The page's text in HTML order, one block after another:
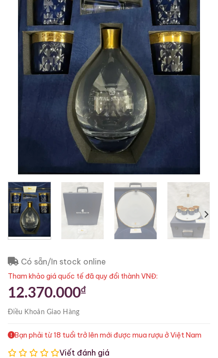
Có sẵn/In stock online
Tham khảo giá quốc tế đã quy đổi thành VNĐ:
12.370.000₫
Điều KhoảnGiao Hàng
Bạn phải từ 18 tuổi trở lên mới được mua rượu ở Việt Nam
Viết đánh giá